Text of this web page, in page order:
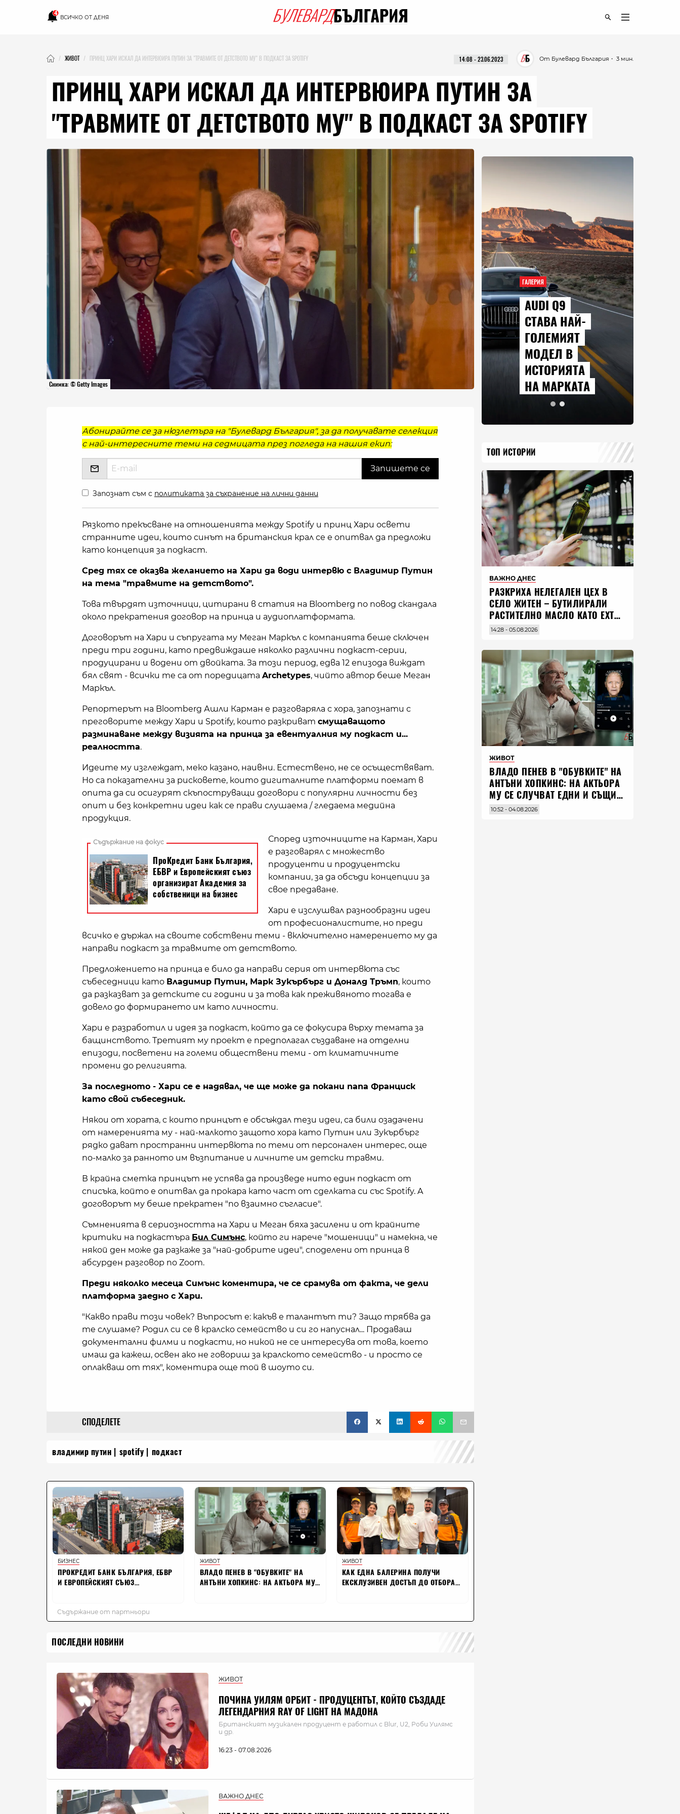
4
ВСИЧКО ОТ ДЕНЯ
ЖИВОТ ПРИНЦ ХАРИ ИСКАЛ ДА ИНТЕРВЮИРА ПУТИН ЗА "ТРАВМИТЕ ОТ ДЕТСТВОТО МУ" В ПОДКАСТ ЗА SPOTIFY ・ 3 мин.
От Булевард България
14:08 - 23.06.2023
ПРИНЦ ХАРИ ИСКАЛ ДА ИНТЕРВЮИРА ПУТИН ЗА
"ТРАВМИТЕ ОТ ДЕТСТВОТО МУ" В ПОДКАСТ ЗА SPOTIFY
Снимка: © Getty Images
Абонирайте се за нюзлетъра на "Булевард България", за да получавате селекция
с най-интересните теми на седмицата през погледа на нашия екип:
Запознат съм с политиката за съхранение на лични данни
Рязкото прекъсване на отношенията между Spotify и принц Хари освети
странните идеи, които синът на британския крал се е опитвал да предложи
като концепция за подкаст.
Сред тях се оказва желанието на Хари да води интервю с Владимир Путин
на тема "травмите на детството".
Това твърдят източници, цитирани в статия на Bloomberg по повод скандала
около прекратения договор на принца и аудиоплатформата.
Договорът на Хари и съпругата му Меган Маркъл с компанията беше сключен
преди три години, като предвиждаше няколко различни подкаст-серии,
продуцирани и водени от двойката. За този период, едва 12 епизода виждат
бял свят - всички те са от поредицата Archetypes, чийто автор беше Меган
Маркъл.
Репортерът на Bloomberg Ашли Карман е разговаряла с хора, запознати с
преговорите между Хари и Spotify, които разкриват смущаващото
разминаване между визията на принца за евентуалния му подкаст и...
реалността.
Идеите му изглеждат, меко казано, наивни. Естествено, не се осъществяват.
Но са показателни за рисковете, които дигиталните платформи поемат в
опита да си осигурят скъпоструващи договори с популярни личности без
опит и без конкретни идеи как се прави слушаема / гледаема медийна
продукция.
Според източниците на Карман, Хари
е разговарял с множество
продуценти и продуцентски
компании, за да обсъди концепции за
свое предаване.
Хари е изслушвал разнообразни идеи
от професионалистите, но преди
всичко е държал на своите собствени теми - включително намерението му да
направи подкаст за травмите от детството.
Предложението на принца е било да направи серия от интервюта със
събеседници като Владимир Путин, Марк Зукърбърг и Доналд Тръмп, които
да разказват за детските си години и за това как преживяното тогава е
довело до формирането им като личности.
Хари е разработил и идея за подкаст, който да се фокусира върху темата за
бащинството. Третият му проект е предполагал създаване на отделни
епизоди, посветени на големи обществени теми - от климатичните
промени до религията.
За последното - Хари се е надявал, че ще може да покани папа Франциск
като свой събеседник.
Някои от хората, с които принцът е обсъждал тези идеи, са били озадачени
от намеренията му - най-малкото защото хора като Путин или Зукърбърг
рядко дават пространни интервюта по теми от персонален интерес, още
по-малко за ранното им възпитание и личните им детски травми.
В крайна сметка принцът не успява да произведе нито един подкаст от
списъка, който е опитвал да прокара като част от сделката си със Spotify. A
договорът му беше прекратен "по взаимно съгласие".
Съмненията в сериозността на Хари и Меган бяха засилени и от крайните
критики на подкастъра Бил Симънс, който ги нарече "мошеници" и намекна, че
някой ден може да разкаже за "най-добрите идеи", споделени от принца в
абсурден разговор по Zoom.
Преди няколко месеца Симънс коментира, че се срамува от факта, че дели
платформа заедно с Хари.
"Какво прави този човек? Въпросът е: какъв е талантът ти? Защо трябва да
те слушаме? Родил си се в кралско семейство и си го напуснал... Продаваш
документални филми и подкасти, но никой не се интересува от това, което
имаш да кажеш, освен ако не говориш за кралското семейство - и просто се
оплакваш от тях", коментира още той в шоуто си.
СПОДЕЛЕТЕ
владимир путин spotify подкаст
ПОСЛЕДНИ НОВИНИ
ЖИВОТ
ПОЧИНА УИЛЯМ ОРБИТ - ПРОДУЦЕНТЪТ, КОЙТО СЪЗДАДЕ
ЛЕГЕНДАРНИЯ RAY OF LIGHT НА МАДОНА
Британският музикален продуцент е работил с Blur, U2, Роби Уилямс
и др.
16:23 - 07.08.2026
ВАЖНО ДНЕС
ГАЛЕРИЯ
AUDI Q9
СТАВА НАЙ-
ГОЛЕМИЯТ
МОДЕЛ В
ИСТОРИЯТА
НА МАРКАТА
ТОП ИСТОРИИ
ВАЖНО ДНЕС
РАЗКРИХА НЕЛЕГАЛЕН ЦЕХ В
СЕЛО ЖИТЕН – БУТИЛИРАЛИ
РАСТИТЕЛНО МАСЛО КАТО EXTRA
VIRGIN ЗЕХТИН
14:28 - 05.08.2026
ЖИВОТ
ВЛАДO ПЕНЕВ В "ОБУВКИТЕ" НА
АНТЪНИ ХОПКИНС: НА АКТЬОРА
МУ СЕ СЛУЧВАТ ЕДНИ И СЪЩИ
НЕЩА ПО ЦЕЛИЯ СВЯТ
10:52 - 04.08.2026